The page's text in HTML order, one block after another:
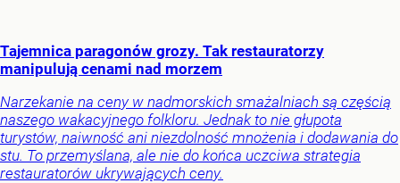
Tajemnica paragonów grozy. Tak restauratorzy
manipulują cenami nad morzem
Narzekanie na ceny w nadmorskich smażalniach są częścią
naszego wakacyjnego folkloru. Jednak to nie głupota
turystów, naiwność ani niezdolność mnożenia i dodawania do
stu. To przemyślana, ale nie do końca uczciwa strategia
restauratorów ukrywających ceny.